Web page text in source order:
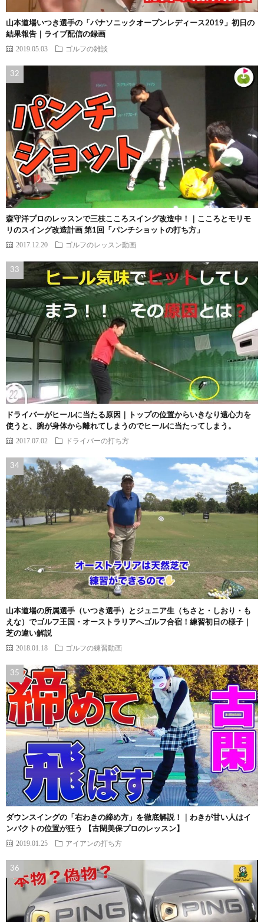
山本道場いつき選手の「パナソニックオープンレディース2019」初日の
結果報告｜ライブ配信の録画
2019.05.03 ゴルフの雑談
森守洋プロのレッスンで三枝こころスイング改造中！｜こころとモリモ
リのスイング改造計画 第1回「パンチショットの打ち方」
2017.12.20 ゴルフのレッスン動画
ドライバーがヒールに当たる原因｜トップの位置からいきなり遠心力を
使うと、腕が身体から離れてしまうのでヒールに当たってしまう。
2017.07.02 ドライバーの打ち方
山本道場の所属選手（いつき選手）とジュニア生（ちさと・しおり・も
えな）でゴルフ王国・オーストラリアへゴルフ合宿！練習初日の様子｜
芝の違い解説
2018.01.18 ゴルフの練習動画
ダウンスイングの「右わきの締め方」を徹底解説！｜わきが甘い人はイ
ンパクトの位置が狂う 【古閑美保プロのレッスン】
2019.01.25 アイアンの打ち方